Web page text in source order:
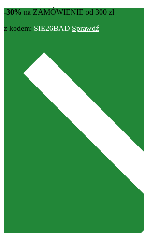
-30% na ZAMÓWIENIE od 300 zł
z kodem: SIE26BAD Sprawdź